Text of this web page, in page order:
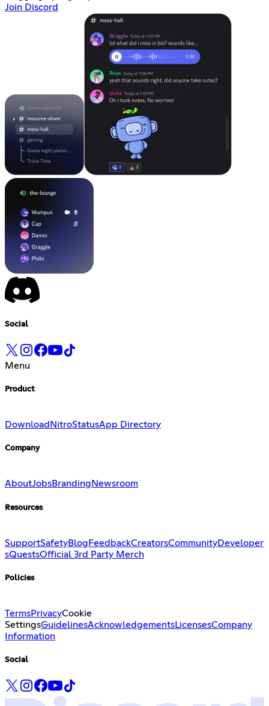
Join Discord
Social
Menu
Product
Download NitroStatusApp Directory
Company
AboutJobsBranding Newsroom
Resources
SupportSafetyBlog FeedbackCreatorsCommunityDeveloper
sQuestsOfficial 3rd Party Merch
Policies
TermsPrivacyCookie
SettingsGuidelinesAcknowledgementsLicensesCompany
Information
Social